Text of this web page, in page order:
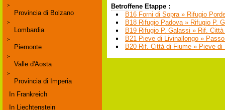
Provincia di Bolzano
Lombardia
Piemonte
Valle d'Aosta
Provincia di Imperia
In Frankreich
In Liechtenstein
Betroffene Etappe :
B16 Forni di Sopra » Rifugio
B18 Rifugio Padova » Rifugio P.
B19 Rifugio P. Galassi » Rif.
B21 Pieve di Livinallongo »
B20 Rif. Città di Fiume » Pieve di